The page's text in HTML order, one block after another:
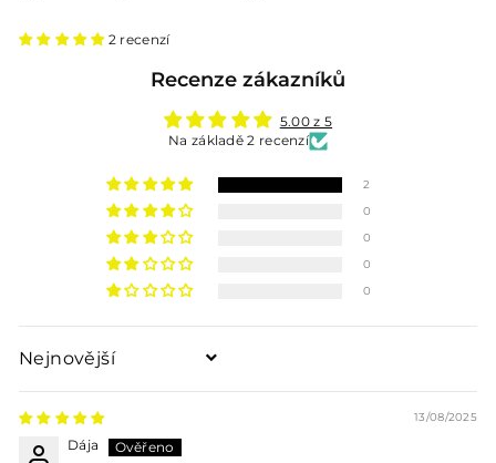
2 recenzí
Recenze zákazníků
5.00 z 5
Na základě 2 recenzí
2
0
0
0
0
Sort by
13/08/2025
Dája